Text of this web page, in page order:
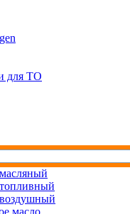
для ТО
масло